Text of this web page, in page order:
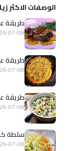
الوصفات الاكثر
طريقة
07-08
طريقة
07-08
طريقة
07-08
سلطة
07-08